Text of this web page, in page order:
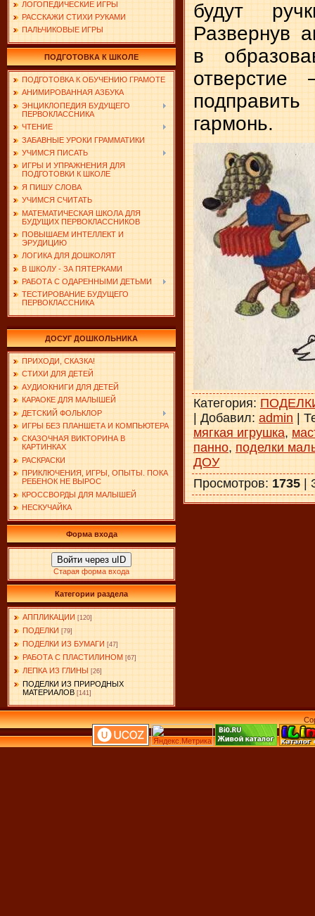
ЛОГОПЕДИЧЕСКИЕ ИГРЫ
РАССКАЖИ СТИХИ РУКАМИ
ПАЛЬЧИКОВЫЕ ИГРЫ
ПОДГОТОВКА К ШКОЛЕ
ПОДГОТОВКА К ОБУЧЕНИЮ ГРАМОТЕ
АНИМИРОВАННАЯ АЗБУКА
ЭНЦИКЛОПЕДИЯ БУДУЩЕГО
ПЕРВОКЛАССНИКА
ЧТЕНИЕ
ЗАБАВНЫЕ УРОКИ ГРАММАТИКИ
УЧИМСЯ ПИСАТЬ
ИГРЫ И УПРАЖНЕНИЯ ДЛЯ
ПОДГОТОВКИ К ШКОЛЕ
Я ПИШУ СЛОВА
УЧИМСЯ СЧИТАТЬ
МАТЕМАТИЧЕСКАЯ ШКОЛА ДЛЯ
БУДУЩИХ ПЕРВОКЛАССНИКОВ
ПОВЫШАЕМ ИНТЕЛЛЕКТ И
ЭРУДИЦИЮ
ЛОГИКА ДЛЯ ДОШКОЛЯТ
В ШКОЛУ - ЗА ПЯТЕРКАМИ
РАБОТА С ОДАРЕННЫМИ ДЕТЬМИ
ТЕСТИРОВАНИЕ БУДУЩЕГО
ПЕРВОКЛАССНИКА
ДОСУГ ДОШКОЛЬНИКА
ПРИХОДИ, СКАЗКА!
СТИХИ ДЛЯ ДЕТЕЙ
АУДИОКНИГИ ДЛЯ ДЕТЕЙ
КАРАОКЕ ДЛЯ МАЛЫШЕЙ
ДЕТСКИЙ ФОЛЬКЛОР
ИГРЫ БЕЗ ПЛАНШЕТА И КОМПЬЮТЕРА
СКАЗОЧНАЯ ВИКТОРИНА В
КАРТИНКАХ
РАСКРАСКИ
ПРИКЛЮЧЕНИЯ, ИГРЫ, ОПЫТЫ. ПОКА
РЕБЕНОК НЕ ВЫРОС
КРОССВОРДЫ ДЛЯ МАЛЫШЕЙ
НЕСКУЧАЙКА
Форма входа
Войти через uID
Старая форма входа
Категории раздела
АППЛИКАЦИИ [120]
ПОДЕЛКИ [79]
ПОДЕЛКИ ИЗ БУМАГИ [47]
РАБОТА С ПЛАСТИЛИНОМ [67]
ЛЕПКА ИЗ ГЛИНЫ [26]
ПОДЕЛКИ ИЗ ПРИРОДНЫХ
МАТЕРИАЛОВ [141]
будут
Развернув
в
гармонь.
Категория:
| Добавил: admin |
мягкая игрушка,
панно, поделки
ДОУ
Просмотров: 1735 |